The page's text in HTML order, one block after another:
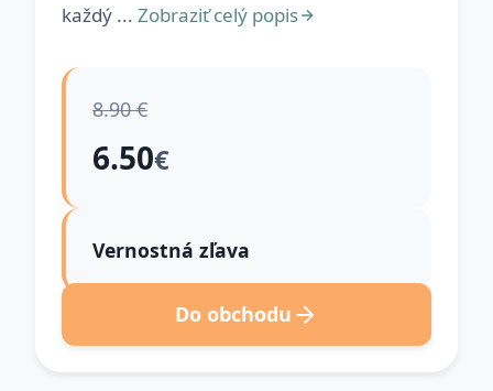
každý ... Zobraziť celý popis
8.90 €
6.50€
Vernostná zľava
Do obchodu